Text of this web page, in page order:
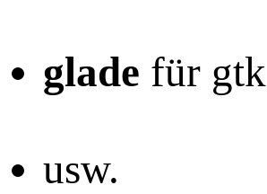
glade für gtk
usw.